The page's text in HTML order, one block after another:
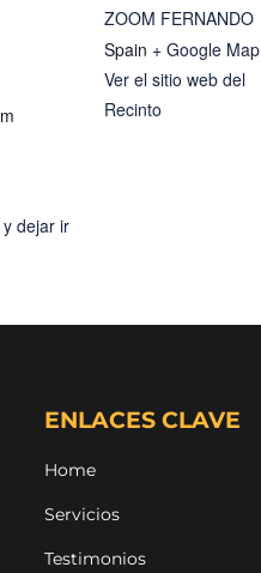
dejar ir
ZOOM FERNANDO
Spain + Google Map
Ver el sitio web del
Recinto
ENLACES CLAVE
Home
Servicios
Testimonios